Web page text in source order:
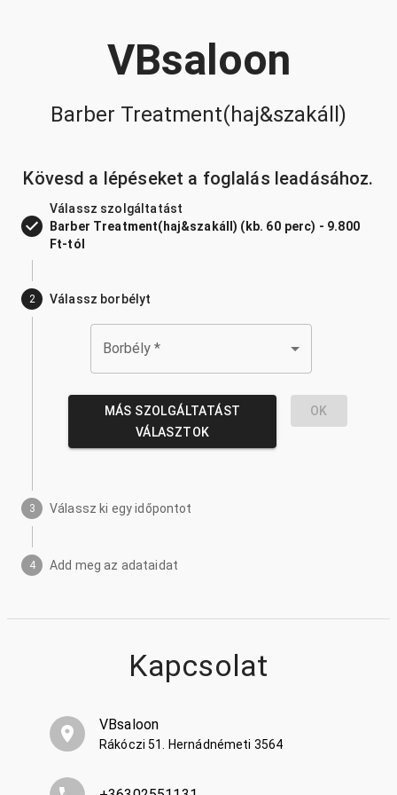
VBsaloon
Barber Treatment(haj&szakáll)
Kövesd a lépéseket a foglalás leadásához.
Válassz szolgáltatást
Barber Treatment(haj&szakáll) (kb. 60 perc) - 9.800
Ft-tól
2 Válassz borbélyt
Borbély *
MÁS SZOLGÁLTATÁST
VÁLASZTOK
OK
3 Válassz ki egy időpontot
4 Add meg az adataidat
Kapcsolat
VBsaloon
Rákóczi 51. Hernádnémeti 3564